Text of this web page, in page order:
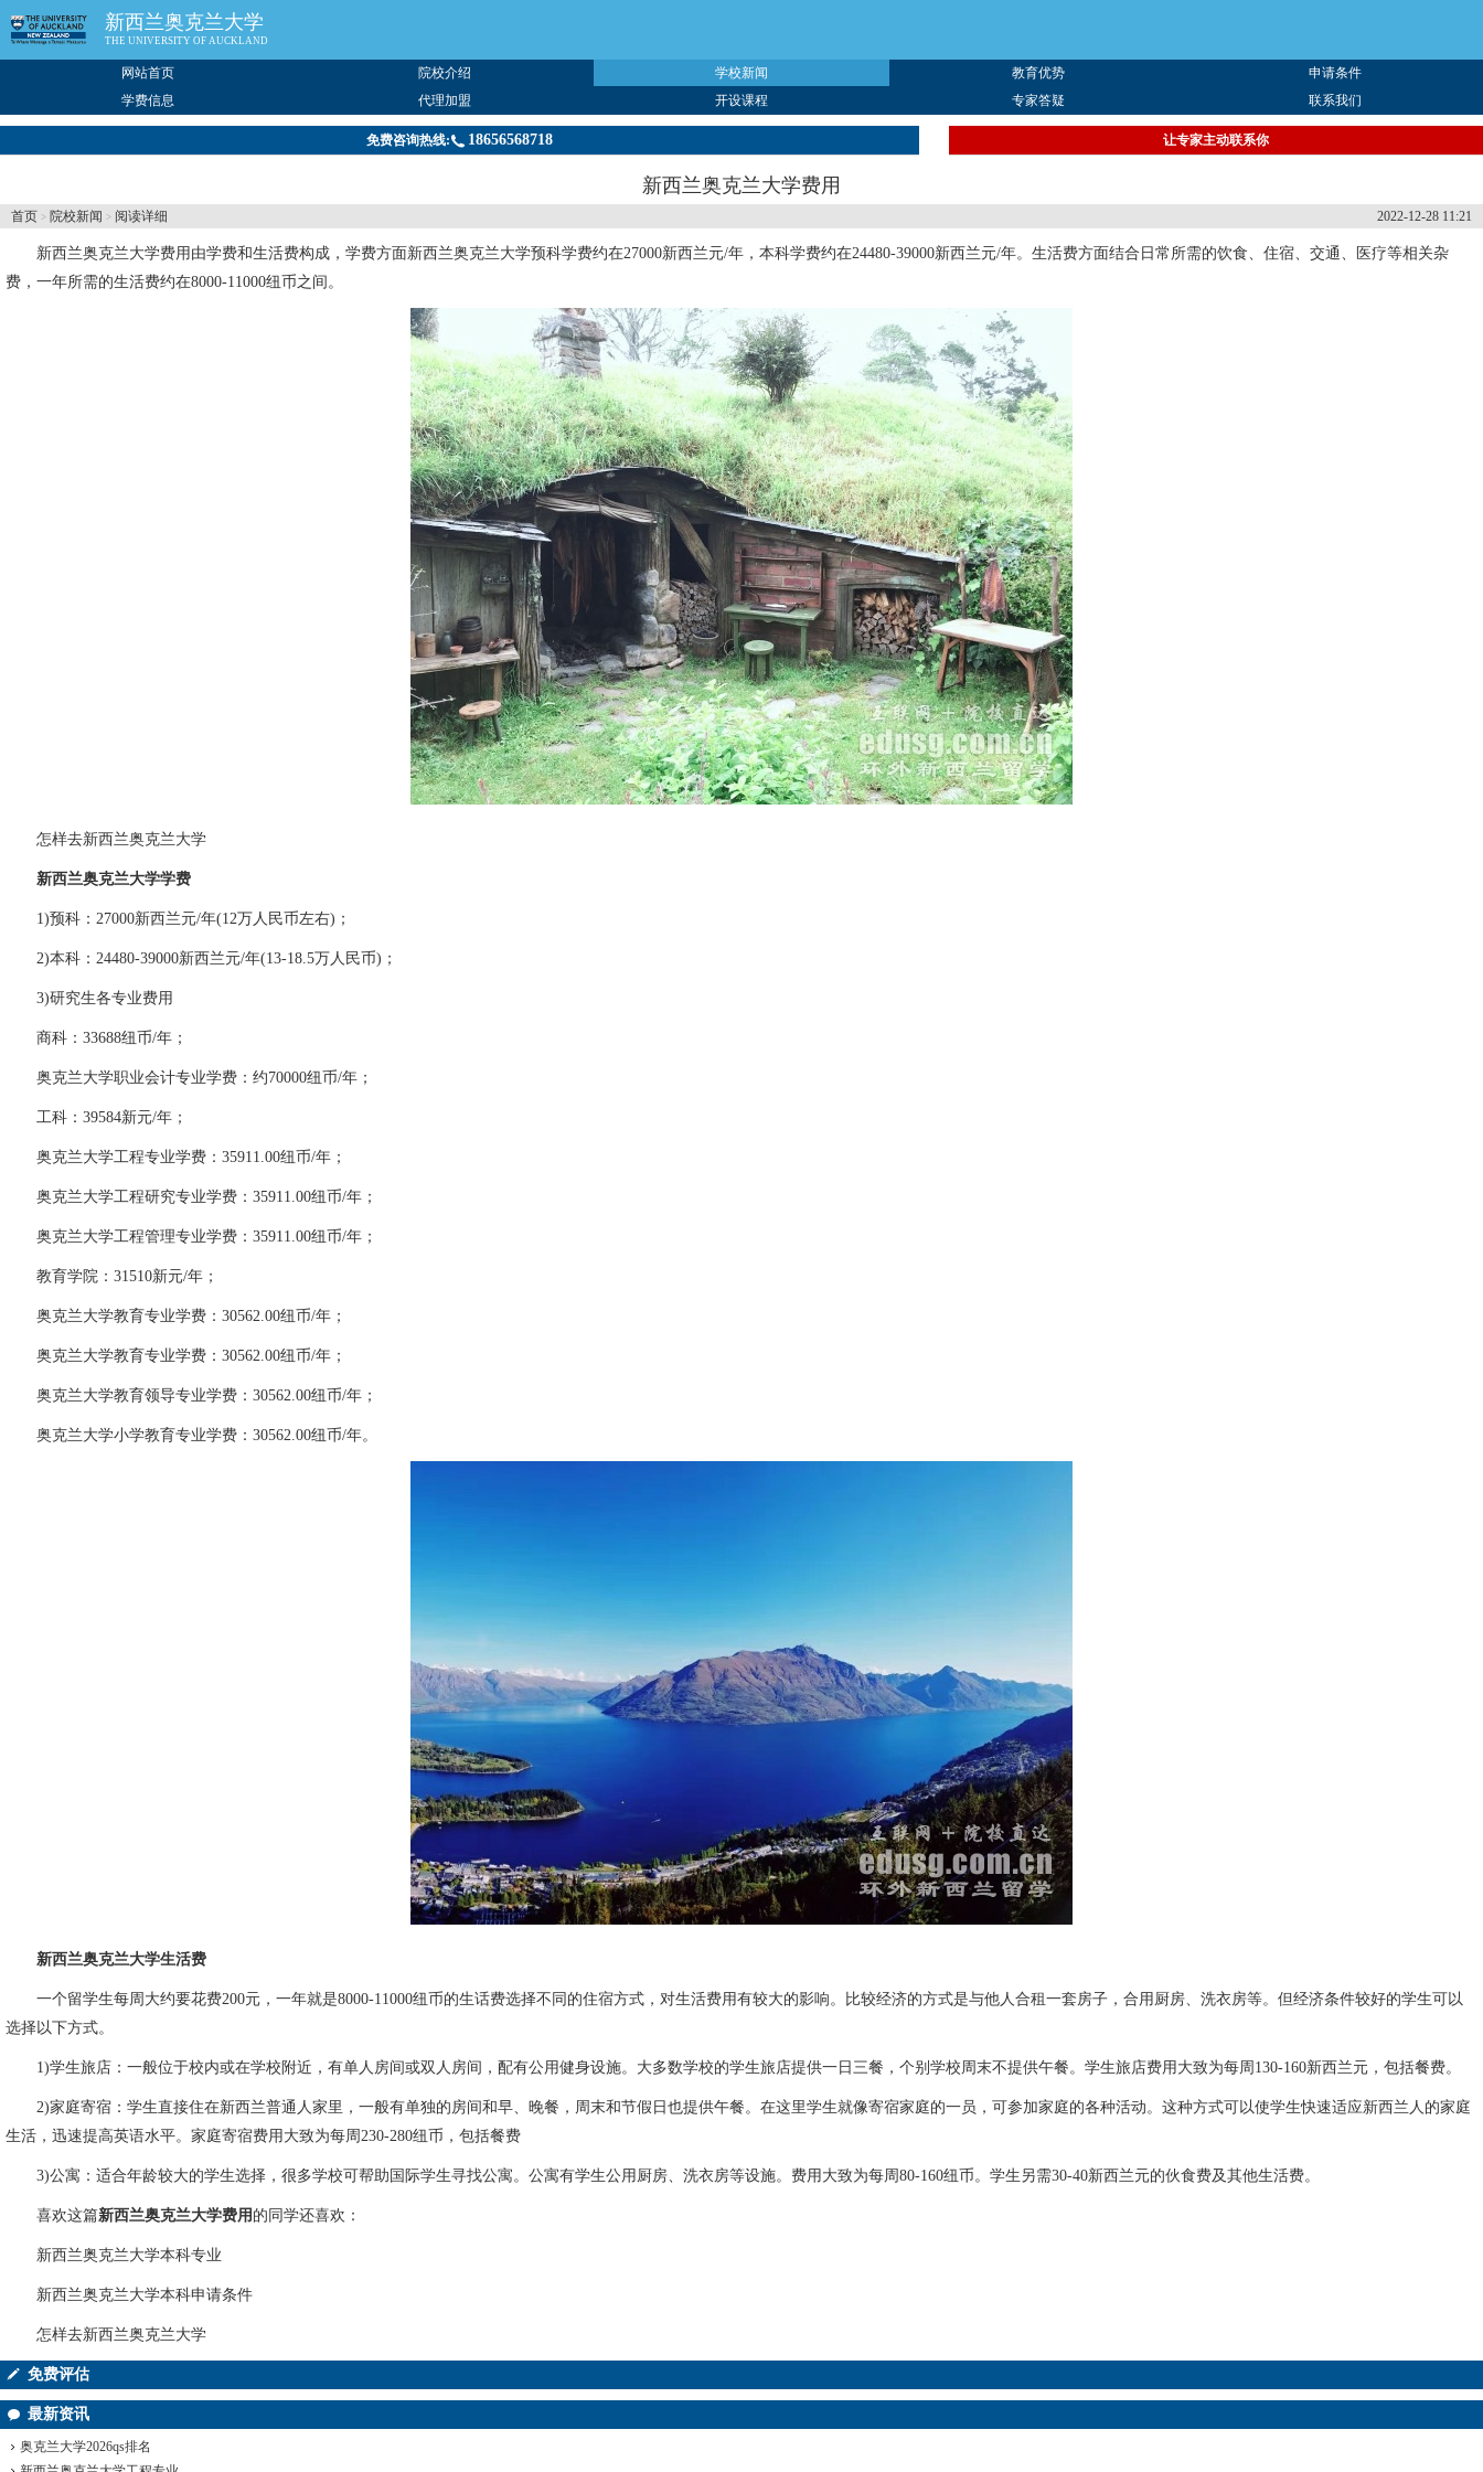
新西兰奥克兰大学
THE UNIVERSITY OF AUCKLAND
网站首页 院校介绍 学校新闻 教育优势
申请条件
学费信息
代理加盟 开设课程 专家答疑 联系我们
免费咨询热线: 18656568718 让专家主动联系你
新西兰奥克兰大学费用
2022-12-28 11:21
首页 > 院校新闻 > 阅读详细
新西兰奥克兰大学费用由学费和生活费构成，学费方面新西兰奥克兰大学预科学费约在27000新西兰元/年，本科学费约在24480-39000新西兰元/年。生活费方面结合日常所需的饮食、住宿、交通、医疗等相关杂
费，一年所需的生活费约在8000-11000纽币之间。
怎样去新西兰奥克兰大学
新西兰奥克兰大学学费
1)预科：27000新西兰元/年(12万人民币左右)；
2)本科：24480-39000新西兰元/年(13-18.5万人民币)；
3)研究生各专业费用
商科：33688纽币/年；
奥克兰大学职业会计专业学费：约70000纽币/年；
工科：39584新元/年；
奥克兰大学工程专业学费：35911.00纽币/年；
奥克兰大学工程研究专业学费：35911.00纽币/年；
奥克兰大学工程管理专业学费：35911.00纽币/年；
教育学院：31510新元/年；
奥克兰大学教育专业学费：30562.00纽币/年；
奥克兰大学教育专业学费：30562.00纽币/年；
奥克兰大学教育领导专业学费：30562.00纽币/年；
奥克兰大学小学教育专业学费：30562.00纽币/年。
新西兰奥克兰大学生活费
一个留学生每周大约要花费200元，一年就是8000-11000纽币的生话费选择不同的住宿方式，对生活费用有较大的影响。比较经济的方式是与他人合租一套房子，合用厨房、洗衣房等。但经济条件较好的学生可以
选择以下方式。
1)学生旅店：一般位于校内或在学校附近，有单人房间或双人房间，配有公用健身设施。大多数学校的学生旅店提供一日三餐，个别学校周末不提供午餐。学生旅店费用大致为每周130-160新西兰元，包括餐费。
2)家庭寄宿：学生直接住在新西兰普通人家里，一般有单独的房间和早、晚餐，周末和节假日也提供午餐。在这里学生就像寄宿家庭的一员，可参加家庭的各种活动。这种方式可以使学生快速适应新西兰人的家庭
生活，迅速提高英语水平。家庭寄宿费用大致为每周230-280纽币，包括餐费
3)公寓：适合年龄较大的学生选择，很多学校可帮助国际学生寻找公寓。公寓有学生公用厨房、洗衣房等设施。费用大致为每周80-160纽币。学生另需30-40新西兰元的伙食费及其他生活费。
喜欢这篇新西兰奥克兰大学费用 的同学还喜欢：
新西兰奥克兰大学本科专业
新西兰奥克兰大学本科申请条件
怎样去新西兰奥克兰大学
免费评估
最新资讯
奥克兰大学2026qs排名